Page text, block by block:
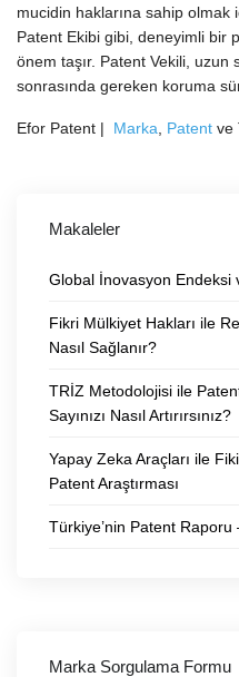
mucidin haklarına sahip
Patent Ekibi gibi, deneyimli bir
önem taşır. Patent Vekili,
sonrasında gereken koruma
Efor Patent | Marka Patent ve
Makaleler
Global İnovasyon Endeksi
Fikri Mülkiyet Hakları ile
Nasıl Sağlanır?
TRİZ Metodolojisi ile
Sayınızı Nasıl Artırırsınız?
Yapay Zeka Araçları ile
Patent Araştırması
Türkiye’nin Patent Raporu
Marka Sorgulama Formu